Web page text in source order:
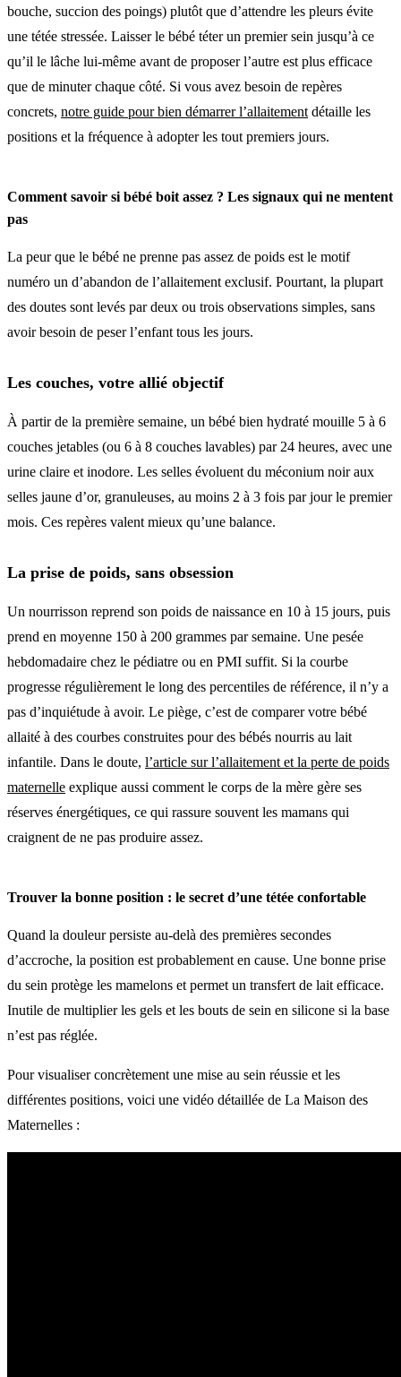
bouche, succion des poings) plutôt que d’attendre les pleurs évite
une tétée stressée. Laisser le bébé téter un premier sein jusqu’à ce
qu’il le lâche lui-même avant de proposer l’autre est plus efficace
que de minuter chaque côté. Si vous avez besoin de repères
concrets, notre guide pour bien démarrer l’allaitement détaille les
positions et la fréquence à adopter les tout premiers jours.
Comment savoir si bébé boit assez ? Les signaux qui ne mentent
pas
La peur que le bébé ne prenne pas assez de poids est le motif
numéro un d’abandon de l’allaitement exclusif. Pourtant, la plupart
des doutes sont levés par deux ou trois observations simples, sans
avoir besoin de peser l’enfant tous les jours.
Les couches, votre allié objectif
À partir de la première semaine, un bébé bien hydraté mouille 5 à 6
couches jetables (ou 6 à 8 couches lavables) par 24 heures, avec une
urine claire et inodore. Les selles évoluent du méconium noir aux
selles jaune d’or, granuleuses, au moins 2 à 3 fois par jour le premier
mois. Ces repères valent mieux qu’une balance.
La prise de poids, sans obsession
Un nourrisson reprend son poids de naissance en 10 à 15 jours, puis
prend en moyenne 150 à 200 grammes par semaine. Une pesée
hebdomadaire chez le pédiatre ou en PMI suffit. Si la courbe
progresse régulièrement le long des percentiles de référence, il n’y a
pas d’inquiétude à avoir. Le piège, c’est de comparer votre bébé
allaité à des courbes construites pour des bébés nourris au lait
infantile. Dans le doute, l’article sur l’allaitement et la perte de poids
maternelle explique aussi comment le corps de la mère gère ses
réserves énergétiques, ce qui rassure souvent les mamans qui
craignent de ne pas produire assez.
Trouver la bonne position : le secret d’une tétée confortable
Quand la douleur persiste au-delà des premières secondes
d’accroche, la position est probablement en cause. Une bonne prise
du sein protège les mamelons et permet un transfert de lait efficace.
Inutile de multiplier les gels et les bouts de sein en silicone si la base
n’est pas réglée.
Pour visualiser concrètement une mise au sein réussie et les
différentes positions, voici une vidéo détaillée de La Maison des
Maternelles :